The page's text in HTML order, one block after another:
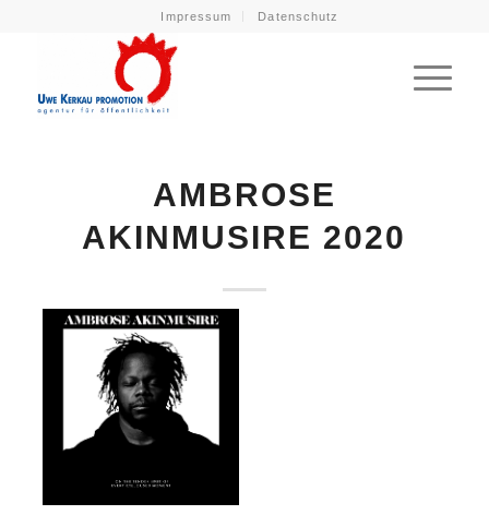
Impressum Datenschutz
AMBROSE
AKINMUSIRE 2020